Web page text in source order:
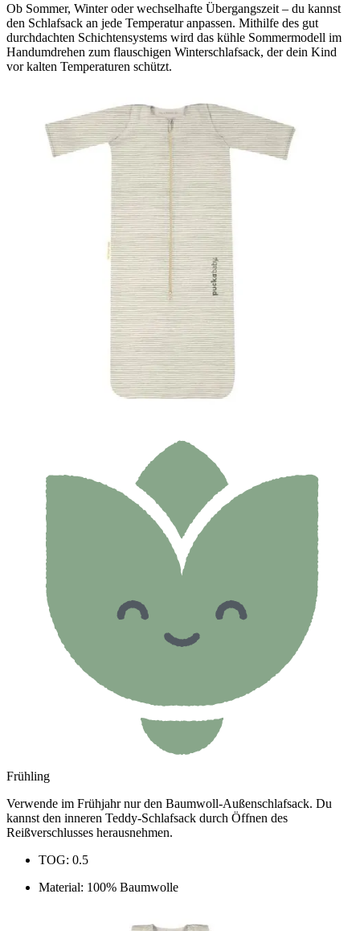
Ob Sommer, Winter oder wechselhafte Übergangszeit – du kannst
den Schlafsack an jede Temperatur anpassen. Mithilfe des gut
durchdachten Schichtensystems wird das kühle Sommermodell im
Handumdrehen zum flauschigen Winterschlafsack, der dein Kind
vor kalten Temperaturen schützt.
Frühling
Verwende im Frühjahr nur den Baumwoll-Außenschlafsack. Du
kannst den inneren Teddy-Schlafsack durch Öffnen des
Reißverschlusses herausnehmen.
TOG: 0.5
Material: 100% Baumwolle